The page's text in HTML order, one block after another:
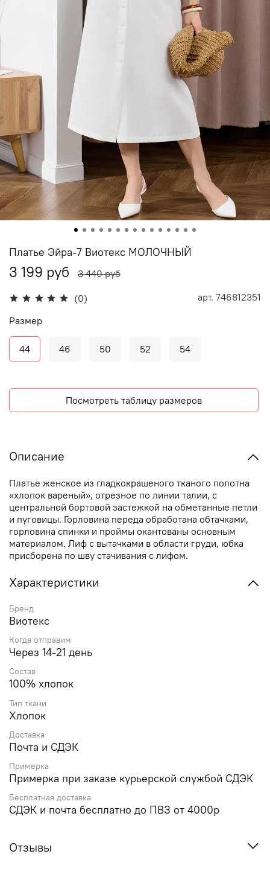
(0) арт. 746812351
Платье Эйра-7 Виотекс МОЛОЧНЫЙ
3 199 руб 3 440 руб
Размер
44 46 50 52 54
Посмотреть таблицу размеров
Описание
Платье женское из гладкокрашеного тканого полотна
«хлопок вареный», отрезное по линии талии, с
центральной бортовой застежкой на обметанные петли
и пуговицы. Горловина переда обработана обтачками,
горловина спинки и проймы окантованы основным
материалом. Лиф с вытачками в области груди, юбка
присборена по шву стачивания с лифом.
Характеристики
Бренд
Виотекс
Когда отправим
Через 14-21 день
Состав
100% хлопок
Тип ткани
Хлопок
Доставка
Почта и СДЭК
Примерка
Примерка при заказе курьерской службой СДЭК
Бесплатная доставка
СДЭК и почта бесплатно до ПВЗ от 4000р
Отзывы